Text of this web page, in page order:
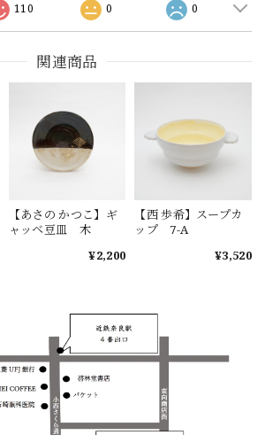
110 0 0
関連商品
【あさの かつこ】ギ
ャッベ豆皿 木
¥2,200
【西 歩希】スープカ
ップ 7-A
¥3,520